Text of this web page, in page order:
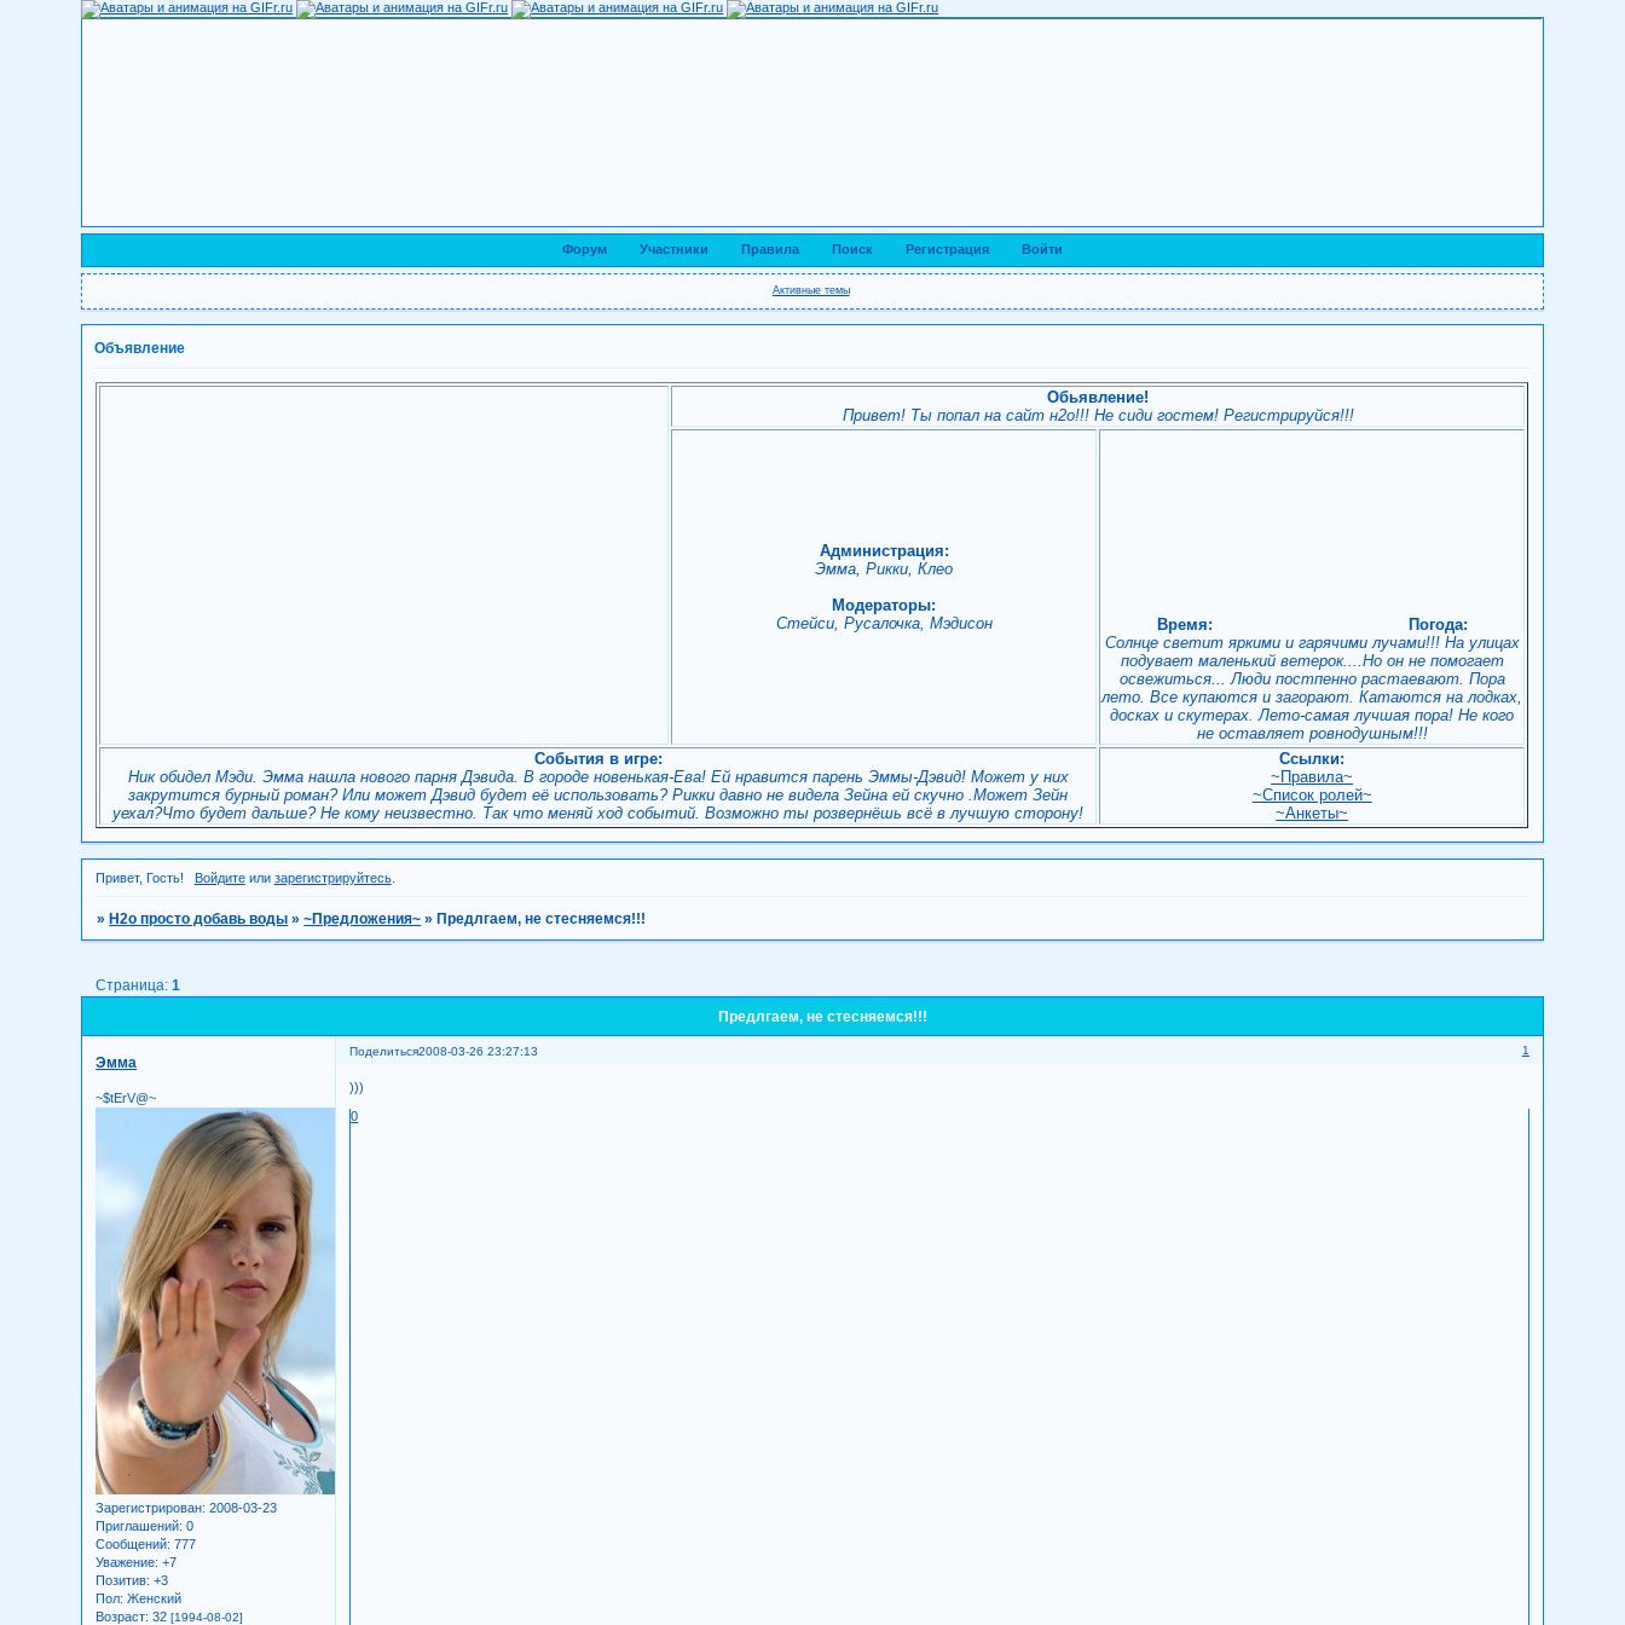
Форум Участники Правила Поиск Регистрация Войти
Активные темы
Объявление
Обьявление!
Привет! Ты попал на сайт н2о!!! Не сиди гостем! Регистрируйся!!!
Администрация:
Эмма, Рикки, Клео
Модераторы:
Стейси, Русалочка, Мэдисон
Время:
Погода:
Солнце светит яркими и гарячими лучами!!! На улицах
подувает маленький ветерок....Но он не помогает
освежиться... Люди постпенно растаевают. Пора
лето. Все купаются и загорают. Катаются на лодках,
досках и скутерах. Лето-самая лучшая пора! Не кого
не оставляет ровнодушным!!!
События в игре:
Ник обидел Мэди. Эмма нашла нового парня Дэвида. В городе новенькая-Ева! Ей нравится парень Эммы-Дэвид! Может у них
закрутится бурный роман? Или может Дэвид будет её использовать? Рикки давно не видела Зейна ей скучно .Может Зейн
уехал?Что будет дальше? Не кому неизвестно. Так что меняй ход событий. Возможно ты розвернёшь всё в лучшую сторону!
Ссылки:
~Правила~
~Список ролей~
~Анкеты~
Привет, Гость! Войдитеили зарегистрируйтесь.
» H2о просто добавь воды »~Предложения~ » Предлгаем, не стесняемся!!!
Предлгаем, не стесняемся!!!
Страница:1
Поделиться 1
2008-03-26 23:27:13
Эмма
~$tErV@~
Зарегистрирован: 2008-03-23
Приглашений: 0
Сообщений: 777
Уважение: +7
Позитив: +3
Пол: Женский
Возраст: 32[1994-08-02]
)))
0